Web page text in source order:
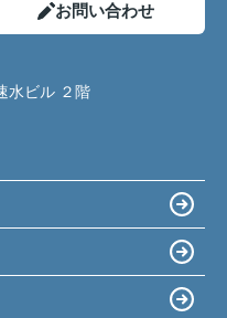
お問い合わせ
水ビル ２階